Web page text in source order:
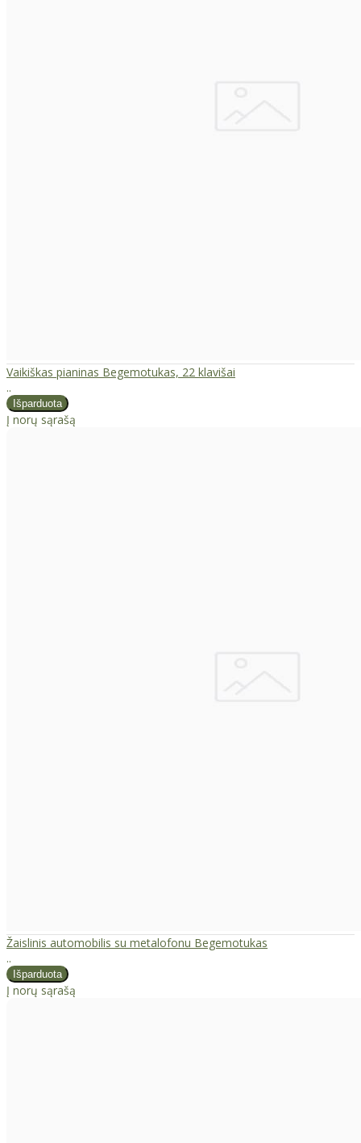
Vaikiškas pianinas Begemotukas, 22 klavišai
..
Į norų sąrašą
Žaislinis automobilis su metalofonu Begemotukas
..
Į norų sąrašą